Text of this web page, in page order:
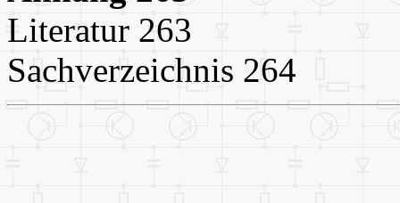
Literatur 263
Sachverzeichnis 264